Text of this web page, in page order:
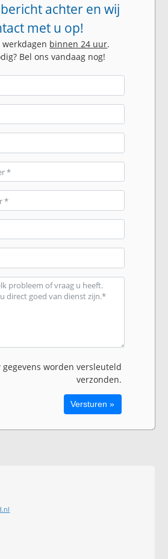
achter en wij
met u op!
binnen 24 uur.
Bel ons vandaag nog!
worden versleuteld
verzonden.